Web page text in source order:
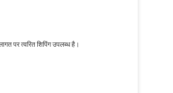
पर त्वरित शिपिंग उपलब्ध है।